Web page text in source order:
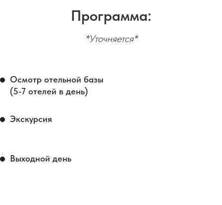
Программа:
*Уточняется*
Осмотр отельной базы
(5-7 отелей в день)
Экскурсия
Выходной день